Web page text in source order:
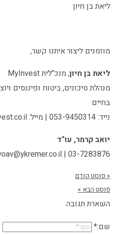
ליאת בן חיון
מוזמנים ליצור איתנו קשר,
ליאת בן חיון, מנכ"לית MyInvest
מנהלת סיכונים, ביטוח ופיננסים
בחיים
נייד: 053-9450314 | מייל: liat@myinvest.co.il
יואב קרמר, עו"ד
03-7283876 | yoav@ykremer.co.il
« פוסט קודם
פוסט הבא »
השארת תגובה
שם:*